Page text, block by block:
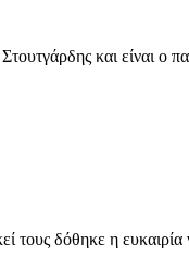
και είναι ο
τους δόθηκε η